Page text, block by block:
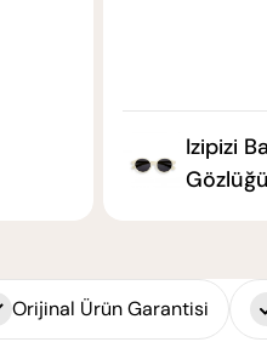
Izipizi
Orijinal Ürün Garantisi